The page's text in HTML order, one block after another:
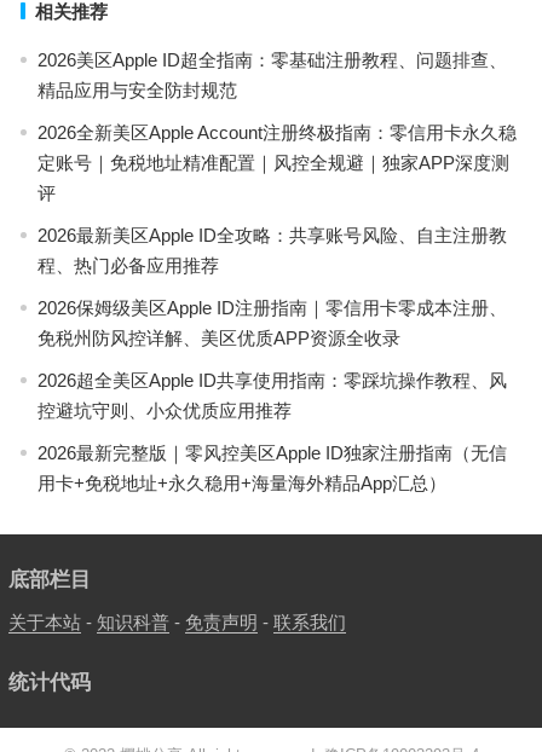
相关推荐
2026美区Apple ID超全指南：零基础注册教程、问题排查、
精品应用与安全防封规范
2026全新美区Apple Account注册终极指南：零信用卡永久稳
定账号｜免税地址精准配置｜风控全规避｜独家APP深度测
评
2026最新美区Apple ID全攻略：共享账号风险、自主注册教
程、热门必备应用推荐
2026保姆级美区Apple ID注册指南｜零信用卡零成本注册、
免税州防风控详解、美区优质APP资源全收录
2026超全美区Apple ID共享使用指南：零踩坑操作教程、风
控避坑守则、小众优质应用推荐
2026最新完整版｜零风控美区Apple ID独家注册指南（无信
用卡+免税地址+永久稳用+海量海外精品App汇总）
底部栏目
关于本站- 知识科普- 免责声明 - 联系我们
统计代码